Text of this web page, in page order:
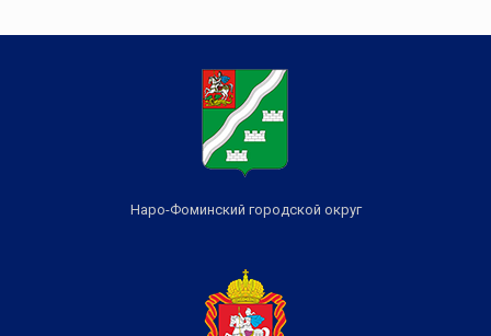
Наро-Фоминский городской округ